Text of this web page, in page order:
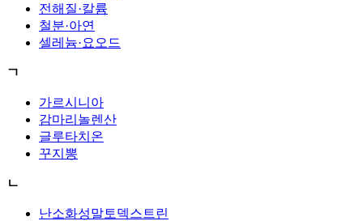
전해질·칼륨
철분·아연
셀레늄·요오드
ㄱ
가르시니아
감마리놀렌산
글루타치온
꾸지뽕
ㄴ
난소화성말토덱스트린